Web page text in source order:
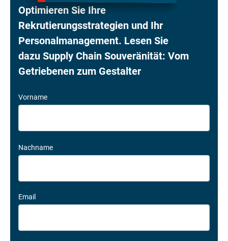
Optimieren Sie Ihre
Rekrutierungsstrategien und Ihr
Personalmanagement. Lesen Sie
dazu Supply Chain Souveränität: Vom
Getriebenen zum Gestalter
Vorname
Nachname
Email